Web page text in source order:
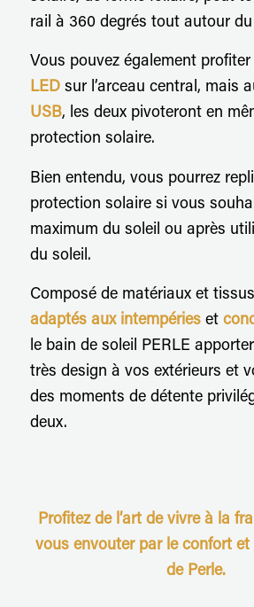
rail à 360 degrés tout autour
Vous pouvez également profiter
LEDsur l’arceau central, mais
USB, les deux pivoteront en
protection solaire.
Bien entendu, vous pourrez
protection solaire si vous
maximum du soleil ou après
du soleil.
Composé de matériaux et
adaptés aux intempérieset
le bain de soleil PERLE
très design à vos extérieurs et
des moments de détente
deux.
Profitez de l’art de vivre à la
vous envouter par le confort et
de Perle.